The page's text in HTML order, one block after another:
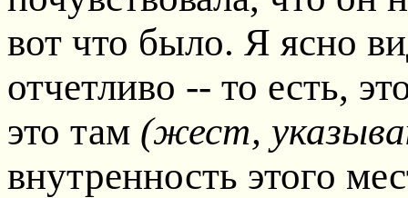
вот что было. Я ясно
отчетливо -- то есть,
это там (жест,
внутренность этого